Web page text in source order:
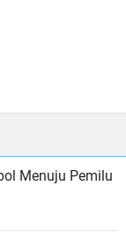
Menuju Pemilu